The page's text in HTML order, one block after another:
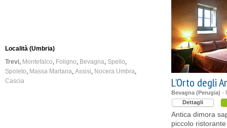
L'Orto degli
Bevagna (Perugia) -
Dettagli
Antica dimora
piccolo
Località (Umbria)
Trevi Montefalco Foligno Bevagna Spello
Spoleto
Massa Martana Assisi
Nocera Umbra
Cascia